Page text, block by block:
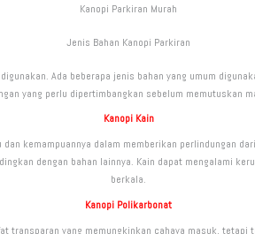
Kanopi Parkiran Murah
Jenis Bahan Kanopi Parkiran
Ada beberapa jenis bahan yang umum
yang perlu dipertimbangkan sebelum memutuskan
Kanopi Kain
kemampuannya dalam memberikan perlindungan
dengan bahan lainnya. Kain dapat mengalami
berkala.
Kanopi Polikarbonat
yang memungkinkan cahaya masuk,